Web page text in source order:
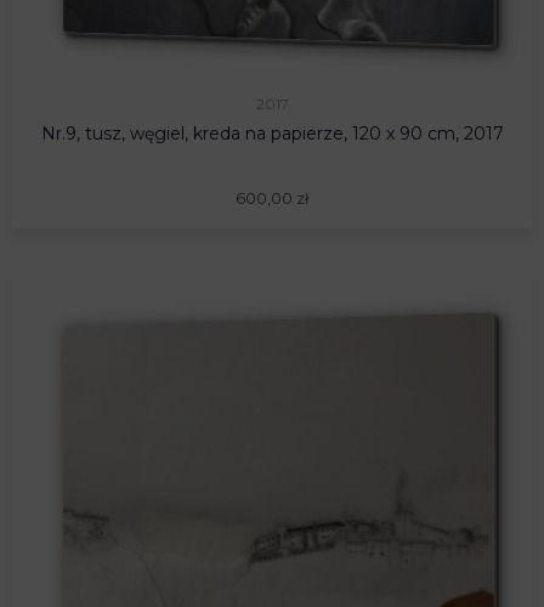
2017
Nr.9, tusz, węgiel, kreda na papierze, 120 x 90 cm, 2017
600,00 zł